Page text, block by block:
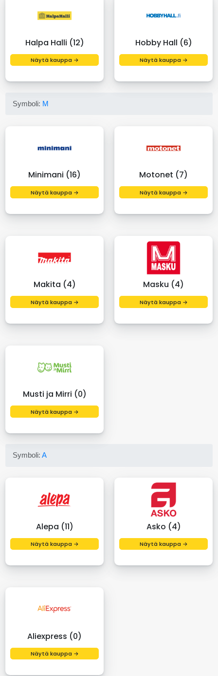
Halpa Halli (12)
Näytä kauppa →
Hobby Hall (6)
Näytä kauppa →
Symboli: M
Minimani (16)
Näytä kauppa →
Motonet (7)
Näytä kauppa →
Makita (4)
Näytä kauppa →
Masku (4)
Näytä kauppa →
Musti ja Mirri (0)
Näytä kauppa →
Symboli:A
Alepa (11)
Näytä kauppa →
Asko (4)
Näytä kauppa →
Aliexpress (0)
Näytä kauppa →